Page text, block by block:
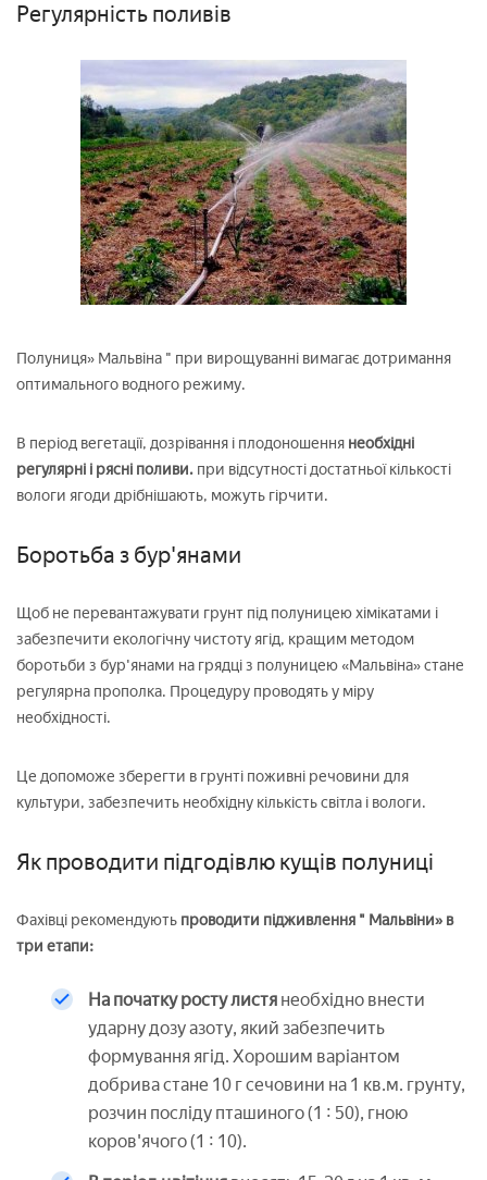
Регулярність поливів
Полуниця» Мальвіна " при вирощуванні вимагає дотримання
оптимального водного режиму.
В період вегетації, дозрівання і плодоношення необхідні
регулярні і рясні поливи. при відсутності достатньої кількості
вологи ягоди дрібнішають, можуть гірчити.
Боротьба з бур'янами
Щоб не перевантажувати грунт під полуницею хімікатами і
забезпечити екологічну чистоту ягід, кращим методом
боротьби з бур'янами на грядці з полуницею «Мальвіна» стане
регулярна прополка. Процедуру проводять у міру
необхідності.
Це допоможе зберегти в грунті поживні речовини для
культури, забезпечить необхідну кількість світла і вологи.
Як проводити підгодівлю кущів полуниці
Фахівці рекомендують проводити підживлення " Мальвіни» в
три етапи:
На початку росту листя необхідно внести
ударну дозу азоту, який забезпечить
формування ягід. Хорошим варіантом
добрива стане 10 г сечовини на 1 кв.м. грунту,
розчин посліду пташиного (1 : 50), гною
коров'ячого (1 : 10).